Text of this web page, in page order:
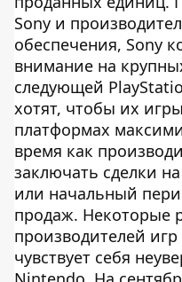
Sony и
обеспечения, Sony
внимание на
следующей
хотят, чтобы их
платформах
время как
заключать сделки
или начальный
продаж. Некоторые
производителей
чувствует себя